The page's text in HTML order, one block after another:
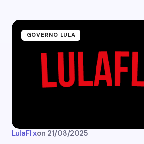
GOVERNO LULA
LulaFlixon 21/08/2025